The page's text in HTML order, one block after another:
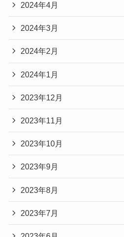
2024年4月
2024年3月
2024年2月
2024年1月
2023年12月
2023年11月
2023年10月
2023年9月
2023年8月
2023年7月